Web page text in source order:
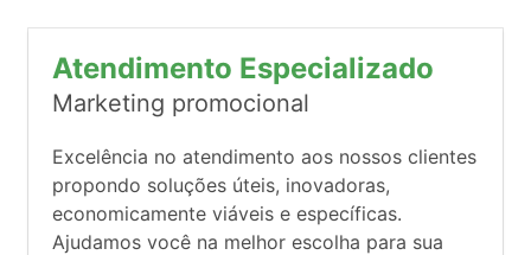
Atendimento Especializado
Marketing promocional
Excelência no atendimento aos nossos clientes
propondo soluções úteis, inovadoras,
economicamente viáveis e específicas.
Ajudamos você na melhor escolha para sua